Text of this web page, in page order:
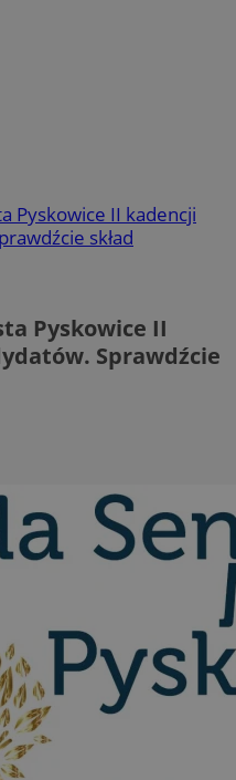
Pyskowice II kadencji
skład
Pyskowice II
Sprawdźcie